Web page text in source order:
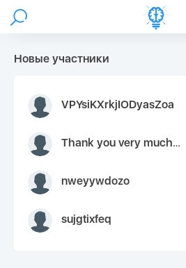
Новые участники
VPYsiKXrkjIODyasZoa
Thank you very much for your inquiry We appreciate you 9126052 https://youtube.com faceapple !
nweyywdozo
sujgtixfeq